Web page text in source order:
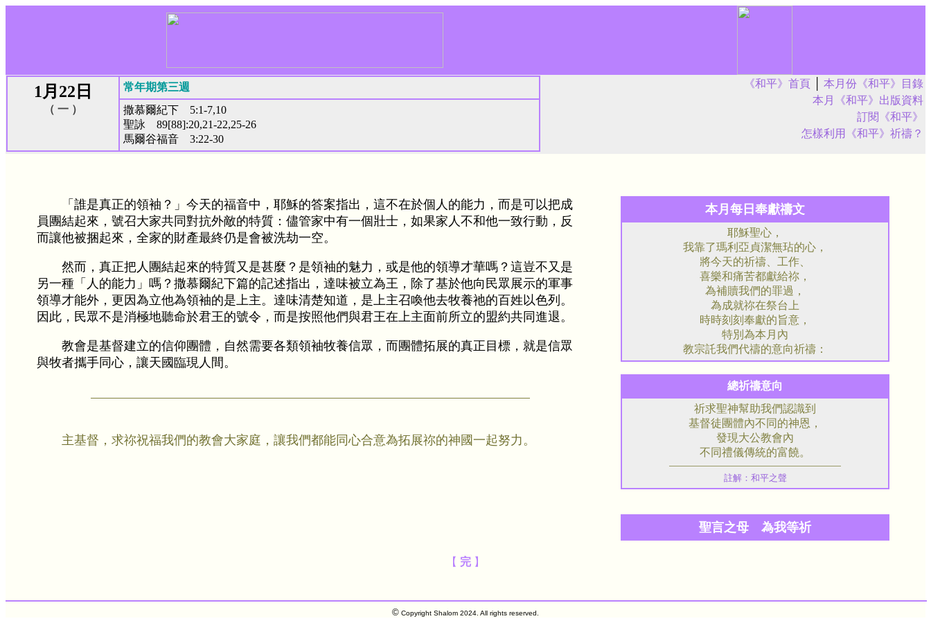
1月22日
（ 一 ）
常年期第三週
撒慕爾紀下 5:1-7,10
聖詠 89[88]:20,21-22,25-26
馬爾谷福音 3:22-30
《和平》首頁
本月份《和平》目錄
本月《和平》出版資料
訂閱《和平》
怎樣利用《和平》祈禱？
「誰是真正的領袖？」今天的福音中，耶穌的答案指出，這不在於個人的能力，而是可以把成
員團結起來，號召大家共同對抗外敵的特質：儘管家中有一個壯士，如果家人不和他一致行動，反
而讓他被捆起來，全家的財產最終仍是會被洗劫一空。
然而，真正把人團結起來的特質又是甚麼？是領袖的魅力，或是他的領導才華嗎？這豈不又是
另一種「人的能力」嗎？撒慕爾紀下篇的記述指出，達味被立為王，除了基於他向民眾展示的軍事
領導才能外，更因為立他為領袖的是上主。達味清楚知道，是上主召喚他去牧養祂的百姓以色列。
因此，民眾不是消極地聽命於君王的號令，而是按照他們與君王在上主面前所立的盟約共同進退。
教會是基督建立的信仰團體，自然需要各類領袖牧養信眾，而團體拓展的真正目標，就是信眾
與牧者攜手同心，讓天國臨現人間。
主基督，求祢祝福我們的教會大家庭，讓我們都能同心合意為拓展祢的神國一起努力。
本月每日奉獻禱文
耶穌聖心，
我靠了瑪利亞貞潔無玷的心，
將今天的祈禱、工作、
喜樂和痛苦都獻給祢，
為補贖我們的罪過，
為成就祢在祭台上
時時刻刻奉獻的旨意，
特別為本月內
教宗託我們代禱的意向祈禱：
總祈禱意向
祈求聖神幫助我們認識到
基督徒團體內不同的神恩，
發現大公教會內
不同禮儀傳統的富饒。
註解：和平之聲
聖言之母 為我等祈
【 完 】
© Copyright Shalom 2024. All rights reserved.